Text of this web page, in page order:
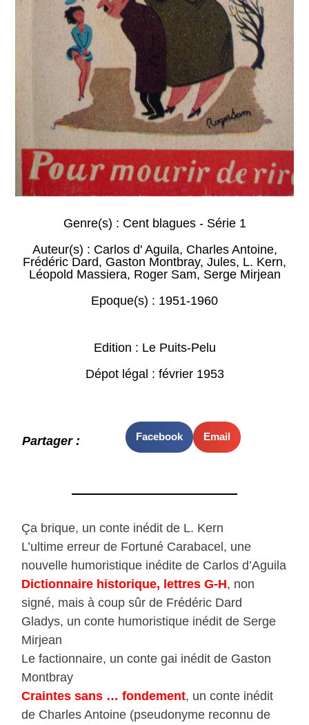
Genre(s) : Cent blagues - Série 1
Auteur(s) : Carlos d' Aguila, Charles Antoine,
Frédéric Dard, Gaston Montbray, Jules, L. Kern,
Léopold Massiera, Roger Sam, Serge Mirjean
Epoque(s) : 1951-1960
Edition : Le Puits-Pelu
Dépot légal : février 1953
Partager : Facebook Email
Ça brique, un conte inédit de L. Kern
L’ultime erreur de Fortuné Carabacel, une
nouvelle humoristique inédite de Carlos d’Aguila
Dictionnaire historique, lettres G-H, non
signé, mais à coup sûr de Frédéric Dard
Gladys, un conte humoristique inédit de Serge
Mirjean
Le factionnaire, un conte gai inédit de Gaston
Montbray
Craintes sans … fondement, un conte inédit
de Charles Antoine (pseudonyme reconnu de